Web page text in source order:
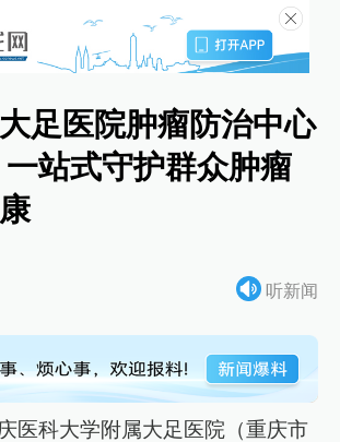
足医院肿瘤防治中心
站式守护群众肿瘤
听新闻
医科大学附属大足医院（重庆市